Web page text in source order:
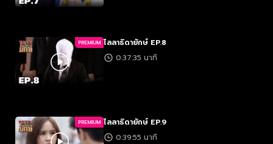
PREMIUM ไลลาธิดายักษ์ EP.8
0:37:35 นาที
PREMIUM ไลลาธิดายักษ์ EP.9
0:39:55 นาที